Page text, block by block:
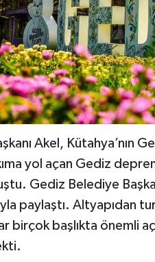
Akel, Kütahya’nın
yol açan Gediz
Gediz Belediye
paylaştı. Altyapıdan
birçok başlıkta önemli